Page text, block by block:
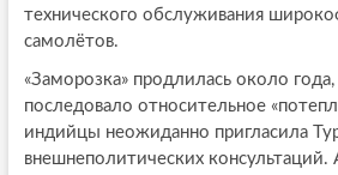
технического обслуживания
самолётов.
«Заморозка» продлилась около года,
последовало относительное
индийцы неожиданно пригласила
внешнеполитических консультаций.